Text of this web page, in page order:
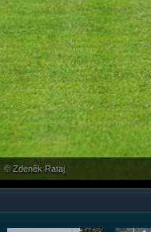
© Zdeněk Rataj